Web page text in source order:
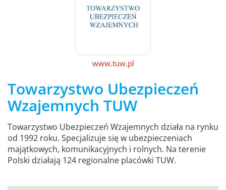
www.tuw.pl
Towarzystwo Ubezpieczeń
Wzajemnych TUW
Towarzystwo Ubezpieczeń Wzajemnych działa na rynku
od 1992 roku. Specjalizuje się w ubezpieczeniach
majątkowych, komunikacyjnych i rolnych. Na terenie
Polski działają 124 regionalne placówki TUW.